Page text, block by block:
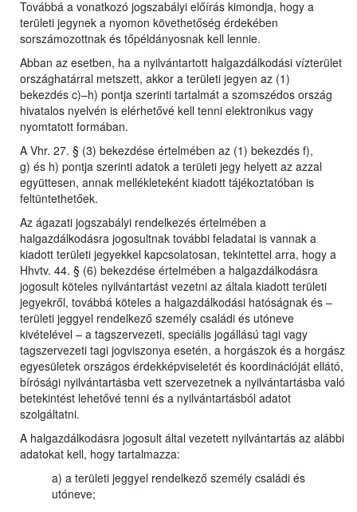
Továbbá a vonatkozó jogszabályi előírás kimondja, hogy a
területi jegynek a nyomon követhetőség érdekében
sorszámozottnak és tőpéldányosnak kell lennie.
Abban az esetben, ha a nyilvántartott halgazdálkodási vízterület
országhatárral metszett, akkor a területi jegyen az (1)
bekezdés c)–h) pontja szerinti tartalmát a szomszédos ország
hivatalos nyelvén is elérhetővé kell tenni elektronikus vagy
nyomtatott formában.
A Vhr. 27. § (3) bekezdése értelmében az (1) bekezdés f),
g) és h) pontja szerinti adatok a területi jegy helyett az azzal
együttesen, annak mellékleteként kiadott tájékoztatóban is
feltüntethetőek.
Az ágazati jogszabályi rendelkezés értelmében a
halgazdálkodásra jogosultnak további feladatai is vannak a
kiadott területi jegyekkel kapcsolatosan, tekintettel arra, hogy a
Hhvtv. 44. § (6) bekezdése értelmében a halgazdálkodásra
jogosult köteles nyilvántartást vezetni az általa kiadott területi
jegyekről, továbbá köteles a halgazdálkodási hatóságnak és –
területi jeggyel rendelkező személy családi és utóneve
kivételével – a tagszervezeti, speciális jogállású tagi vagy
tagszervezeti tagi jogviszonya esetén, a horgászok és a horgász
egyesületek országos érdekképviseletét és koordinációját ellátó,
bírósági nyilvántartásba vett szervezetnek a nyilvántartásba való
betekintést lehetővé tenni és a nyilvántartásból adatot
szolgáltatni.
A halgazdálkodásra jogosult által vezetett nyilvántartás az alábbi
adatokat kell, hogy tartalmazza:
a) a területi jeggyel rendelkező személy családi és
utóneve;